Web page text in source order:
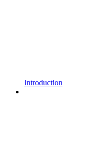
Introduction